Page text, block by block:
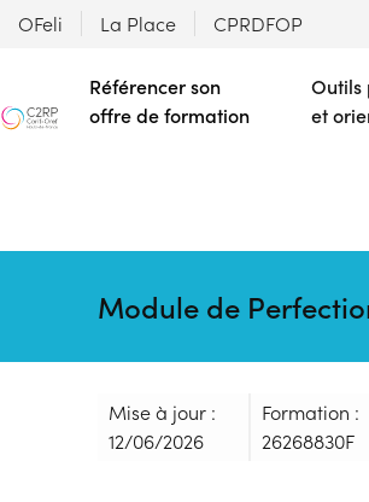
OFeli La Place CPRDFOP
Référencer son
offre de formation
Outils
et
Module de
Mise à jour :
12/06/2026
Formation :
26268830F